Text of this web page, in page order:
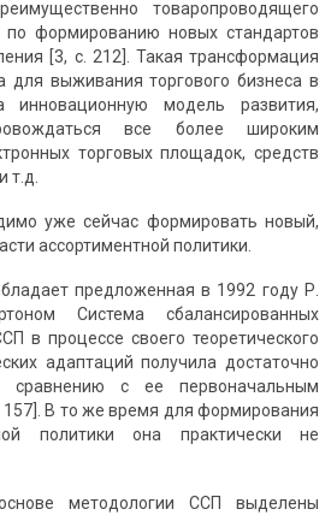
товаропроводящего
формированию новых стандартов
[3, с. 212]. Такая трансформация
для выживания торгового бизнеса в
инновационную модель развития,
все более широким
торговых площадок, средств
т.д.
уже сейчас формировать новый,
ассортиментной политики.
предложенная в 1992 году Р.
Система сбалансированных
в процессе своего теоретического
адаптаций получила достаточно
сравнению с ее первоначальным
157]. В то же время для формирования
политики она практически не
методологии ССП выделены